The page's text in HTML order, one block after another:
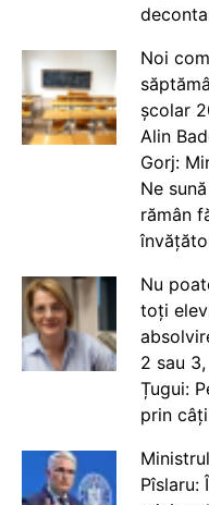
Noi
școlar
Alin
Gorj:
Ne
rămân
Nu
toți
2 sau
Țugui:
prin
Pîslaru: